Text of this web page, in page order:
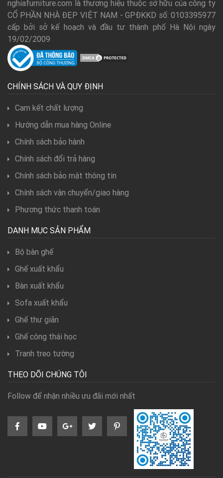
nghiafurniture.com là thương hiệu thuộc sở hữu của công ty
CỔ PHẦN NHÀ ĐẸP VIỆT NAM - GPĐKKD số: 0103395977
cấp bởi sở kế hoạch và đầu tư thành phố Hà Nội ngày
19/02/2009
CHÍNH SÁCH VÀ QUY ĐỊNH
Cam kết chất lượng
Hướng dẫn mua hàng Online
Chính sách bảo hành
Chính sách đổi trả hàng
Chính sách bảo mật thông tin
Chính sách vận chuyển/giao hàng
Phương thức thanh toán
DANH MỤC SẢN PHẨM
Bộ bàn ghế
Ghế xuất khẩu
Bàn xuất khẩu
Sofa xuất khẩu
Ghế thư giãn
Ghế công thái học
Tranh treo tường
THEO DÕI CHÚNG TÔI
Follow để nhận nhiều ưu đãi mới nhất